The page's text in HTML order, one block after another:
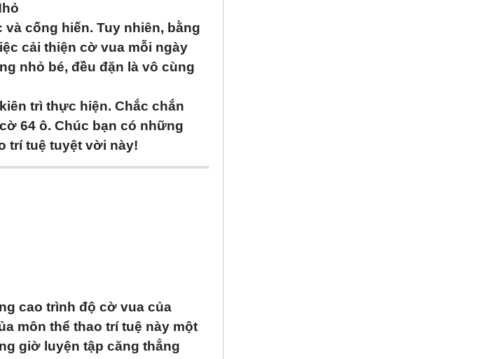
cống hiến. Tuy nhiên, bằng
cải thiện cờ vua mỗi ngày
nhỏ bé, đều đặn là vô cùng
trì thực hiện. Chắc chắn
64 ô. Chúc bạn có những
trí tuệ tuyệt vời này!
cao trình độ cờ vua của
môn thể thao trí tuệ này một
giờ luyện tập căng thẳng